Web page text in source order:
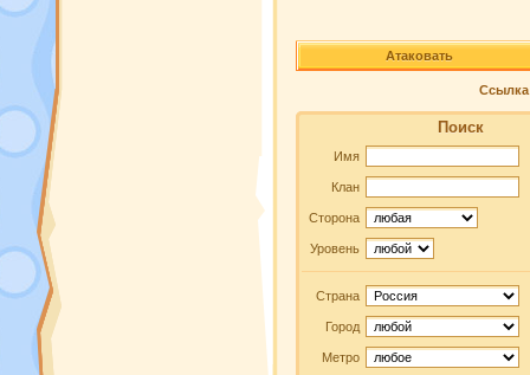
Атаковать
Ссылка
Поиск
Имя
Клан
Сторона
Уровень
Страна
Город
Метро